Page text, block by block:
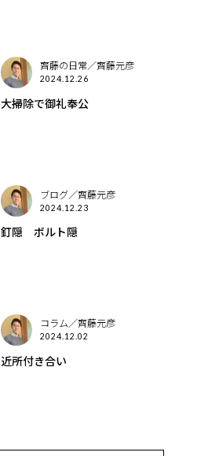
齊藤の日常／齊藤元彦
2024.12.26
大掃除で御礼奉公
ブログ／齊藤元彦
2024.12.23
釘隠 ボルト隠
コラム／齊藤元彦
2024.12.02
近所付き合い